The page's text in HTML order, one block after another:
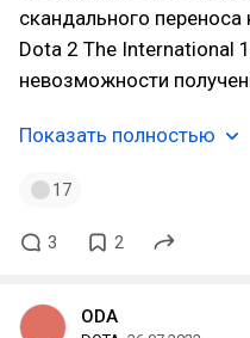
скандального переноса
Dota 2 The International
невозможности
Показать полностью
17
3 2
ODA